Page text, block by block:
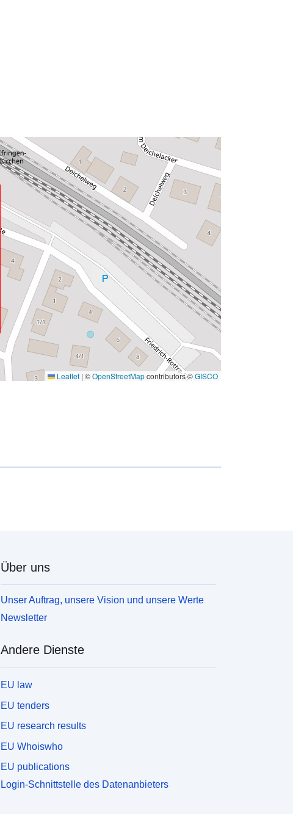
Leaflet | ©OpenStreetMapcontributors ©GISCO
Über uns
Unser Auftrag, unsere Vision und unsere Werte
Newsletter
Andere Dienste
EU law
EU tenders
EU research results
EU Whoiswho
EU publications
Login-Schnittstelle des Datenanbieters